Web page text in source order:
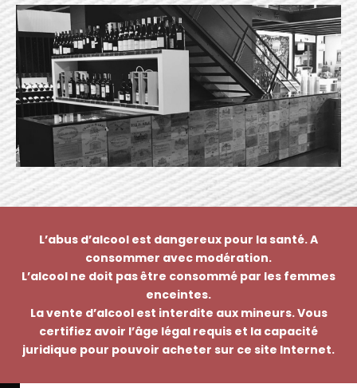
L’abus d’alcool est dangereux pour la santé. A
consommer avec modération.
L’alcool ne doit pas être consommé par les femmes
enceintes.
La vente d’alcool est interdite aux mineurs. Vous
certifiez avoir l’âge légal requis et la capacité
juridique pour pouvoir acheter sur ce site Internet.